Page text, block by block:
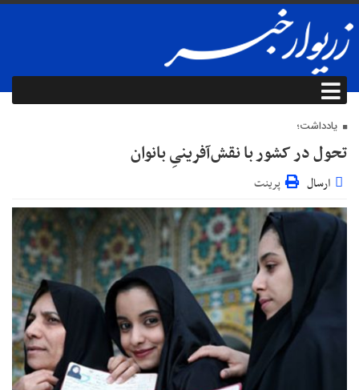
یادداشت؛
تحول در کشور با نقش‌آفرینیِ بانوان
ارسال پرینت